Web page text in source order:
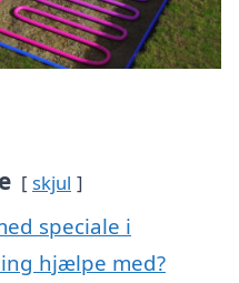
skjul
speciale i
hjælpe med?